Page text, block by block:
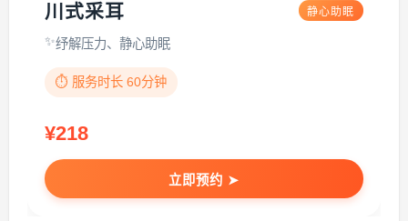
川式采耳 静心助眠
纾解压力、静心助眠
⏱️ 服务时长 60分钟
¥218
立即预约 ➤